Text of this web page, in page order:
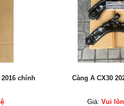
Càng A CX30 2021 chính
Vui lòng liên hệ